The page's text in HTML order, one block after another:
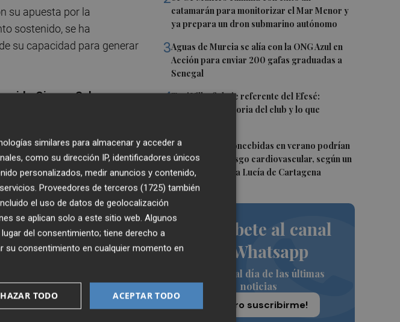
catamarán para monitorizar el Mar Menor y
ya prepara un dron submarino autónomo
3Aguas de Murcia se alía con la ONG Azul en
Acción para enviar 200 gafas graduadas a
Senegal
4Toni Villa, fichaje referente del Efesé:
"Conozco la historia del club y lo que
5Las personas concebidas en verano podrían
tener mayor riesgo cardiovascular, según un
estudio del Santa Lucía de Cartagena
Suscríbete al canal
de Whatsapp
Siempre al día de las últimas
noticias
¡Quiero suscribirme!
su apuesta por la
sostenido, se ha
su capacidad para generar
sido Gimme Sabor,
productos de base vegetal
cocina fácil y divertida que
de mimo, innovación y
transición alimentaría a un
y conservar el planeta.
de Saeco, con una Mención
social y económico
sus programas
similares para almacenar y acceder a
como su dirección IP, identificadores únicos
personalizados, medir anuncios y contenido,
Proveedores de terceros (1725) también
el uso de datos de geolocalización
se aplican solo a este sitio web. Algunos
del consentimiento; tiene derecho a
su consentimiento en cualquier momento en
ACEPTAR TODO
TODO